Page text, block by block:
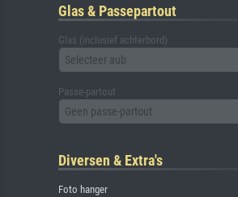
Glas & Passepartout
Glas (inclusief achterbord)
Selecteer aub
Passe-partout
Geen passe-partout
Diversen & Extra's
Foto hanger